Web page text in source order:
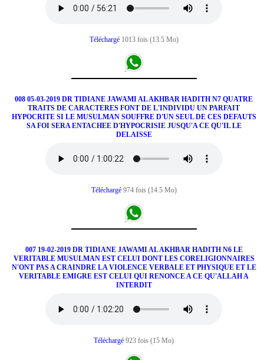
Téléchargé 1013 fois (13.5 Mo)
008 05-03-2019 DR TIDIANE JAWAMI AL AKHBAR HADITH N7 QUATRE
TRAITS DE CARACTERES FONT DE L'INDIVIDU UN PARFAIT
HYPOCRITE SI LE MUSULMAN SOUFFRE D'UN SEUL DE CES DEFAUTS
SA FOI SERA ENTACHEE D'HYPOCRISIE JUSQU'A CE QU'IL LE
DELAISSE
Téléchargé 974 fois (14.5 Mo)
007 19-02-2019 DR TIDIANE JAWAMI AL AKHBAR HADITH N6 LE
VERITABLE MUSULMAN EST CELUI DONT LES CORELIGIONNAIRES
N'ONT PAS A CRAINDRE LA VIOLENCE VERBALE ET PHYSIQUE ET LE
VERITABLE EMIGRE EST CELUI QUI RENONCE A CE QU'ALLAH A
INTERDIT
Téléchargé 923 fois (15 Mo)